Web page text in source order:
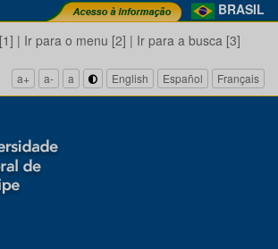
BRASIL
| Ir para o menu [2] | Ir para a busca [3]
a+ a- a English Español Français